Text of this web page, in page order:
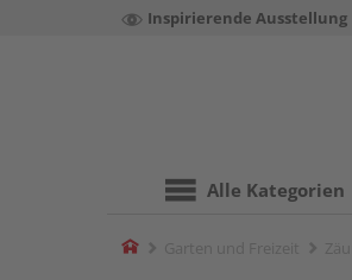
Inspirierende Ausstellung
Alle Kategorien
Home